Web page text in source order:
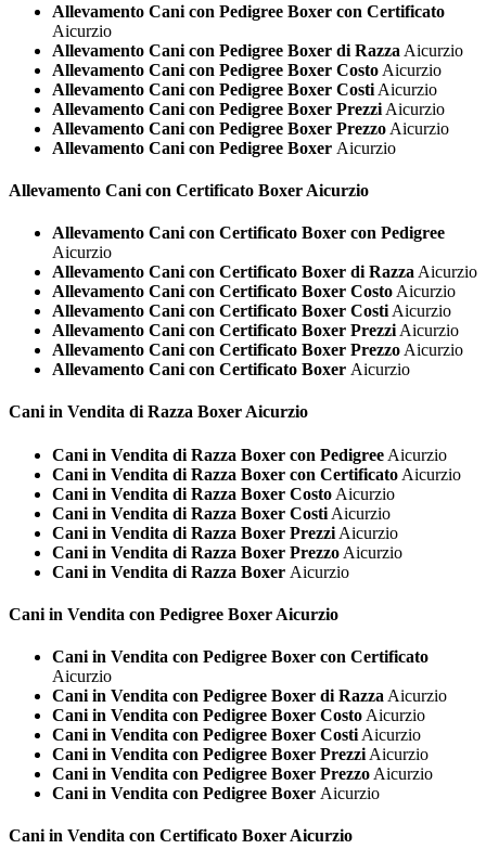
Allevamento Cani con Pedigree Boxer con Certificato
Aicurzio
Allevamento Cani con Pedigree Boxer di Razza Aicurzio
Allevamento Cani con Pedigree Boxer Costo Aicurzio
Allevamento Cani con Pedigree Boxer Costi Aicurzio
Allevamento Cani con Pedigree Boxer Prezzi Aicurzio
Allevamento Cani con Pedigree Boxer Prezzo Aicurzio
Allevamento Cani con Pedigree Boxer Aicurzio
Allevamento Cani con Certificato Boxer Aicurzio
Allevamento Cani con Certificato Boxer con Pedigree
Aicurzio
Allevamento Cani con Certificato Boxer di Razza Aicurzio
Allevamento Cani con Certificato Boxer Costo Aicurzio
Allevamento Cani con Certificato Boxer Costi Aicurzio
Allevamento Cani con Certificato Boxer Prezzi Aicurzio
Allevamento Cani con Certificato Boxer Prezzo Aicurzio
Allevamento Cani con Certificato Boxer Aicurzio
Cani in Vendita di Razza Boxer Aicurzio
Cani in Vendita di Razza Boxer con Pedigree Aicurzio
Cani in Vendita di Razza Boxer con Certificato Aicurzio
Cani in Vendita di Razza Boxer Costo Aicurzio
Cani in Vendita di Razza Boxer Costi Aicurzio
Cani in Vendita di Razza Boxer Prezzi Aicurzio
Cani in Vendita di Razza Boxer Prezzo Aicurzio
Cani in Vendita di Razza Boxer Aicurzio
Cani in Vendita con Pedigree Boxer Aicurzio
Cani in Vendita con Pedigree Boxer con Certificato
Aicurzio
Cani in Vendita con Pedigree Boxer di Razza Aicurzio
Cani in Vendita con Pedigree Boxer Costo Aicurzio
Cani in Vendita con Pedigree Boxer Costi Aicurzio
Cani in Vendita con Pedigree Boxer Prezzi Aicurzio
Cani in Vendita con Pedigree Boxer Prezzo Aicurzio
Cani in Vendita con Pedigree Boxer Aicurzio
Cani in Vendita con Certificato Boxer Aicurzio